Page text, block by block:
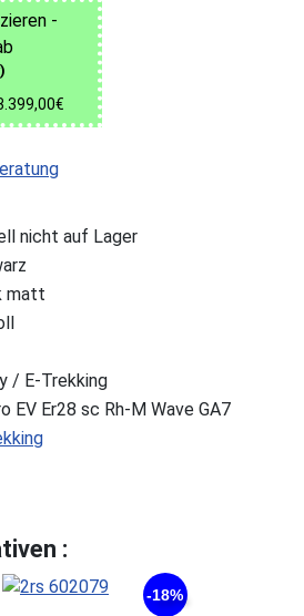
-
nicht auf Lager
matt
/ E-Trekking
EV Er28 sc Rh-M Wave GA7
:
-18%